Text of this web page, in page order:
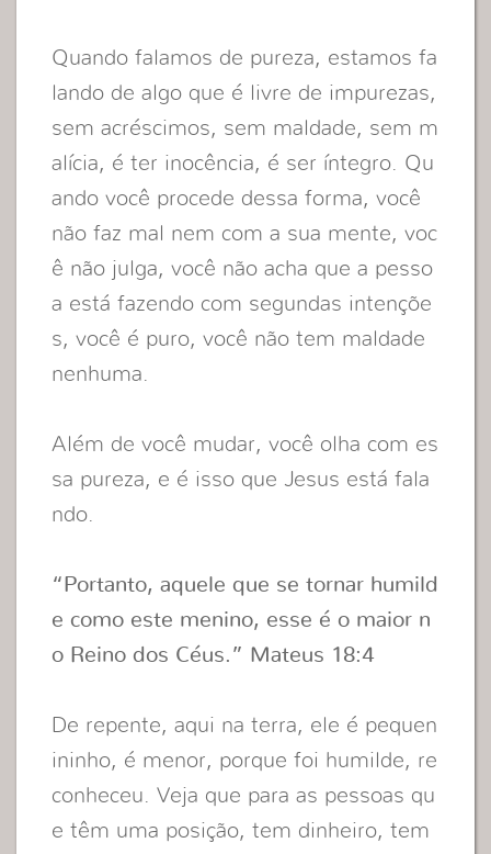
Quando falamos de pureza, estamos fa
lando de algo que é livre de impurezas,
sem acréscimos, sem maldade, sem m
alícia, é ter inocência, é ser íntegro. Qu
ando você procede dessa forma, você
não faz mal nem com a sua mente, voc
ê não julga, você não acha que a pesso
a está fazendo com segundas intençõe
s, você é puro, você não tem maldade
nenhuma.
Além de você mudar, você olha com es
sa pureza, e é isso que Jesus está fala
ndo.
“Portanto, aquele que se tornar humild
e como este menino, esse é o maior n
o Reino dos Céus.” Mateus 18:4
De repente, aqui na terra, ele é pequen
ininho, é menor, porque foi humilde, re
conheceu. Veja que para as pessoas qu
e têm uma posição, tem dinheiro, tem